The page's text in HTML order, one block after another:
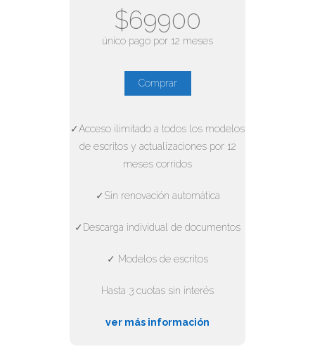
$69900
único pago por 12 meses
Comprar
✓Acceso ilimitado a todos los modelos
de escritos y actualizaciones por 12
meses corridos
✓Sin renovación automática
✓Descarga individual de documentos
✓ Modelos de escritos
Hasta 3 cuotas sin interés
ver más información